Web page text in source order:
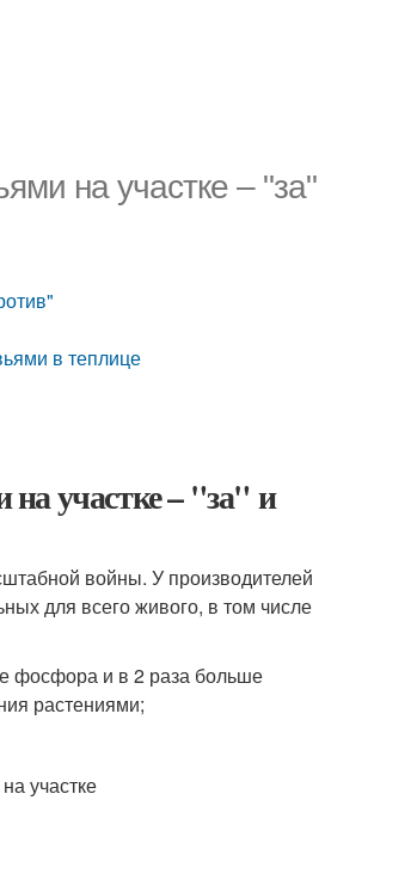
на участке – "за"
в теплице
участке – "за" и
войны. У производителей
для всего живого, в том числе
фосфора и в 2 раза больше
растениями;